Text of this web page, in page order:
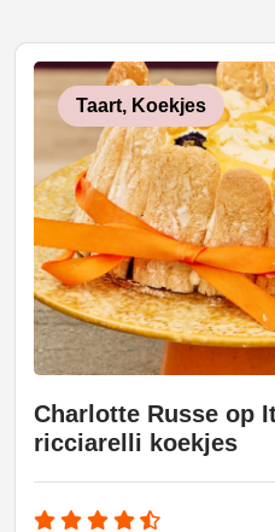
Taart, Koekjes
Charlotte Russe op
ricciarelli koekjes